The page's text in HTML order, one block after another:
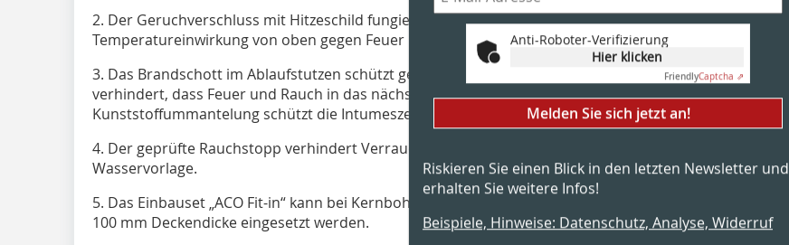
2. Der Geruchverschluss mit Hitzeschild fungiert als Brandschott und verschließt bei
Temperatureinwirkung von oben gegen Feuer und Rauch.
3. Das Brandschott im Ablaufstutzen schützt gegen Feuer und Rauch von unten und
verhindert, dass Feuer und Rauch in das nächste Geschoss vordringt. Eine
Kunststoffummantelung schützt die Intumeszenzmasse vor Abwasser.
4. Der geprüfte Rauchstopp verhindert Verrauchen von unten bei verdunsteter
Wasservorlage.
5. Das Einbauset „ACO Fit-in“ kann bei Kernbohrungen von nur Ø 160 mm schon ab
100 mm Deckendicke eingesetzt werden.
Anti-Roboter-Verifizierung
Hier klicken
FriendlyCaptcha ⇗
Melden Sie sich jetzt an!
Riskieren Sie einen Blick in den letzten Newsletter und
erhalten Sie weitere Infos!
Beispiele, Hinweise: Datenschutz, Analyse, Widerruf